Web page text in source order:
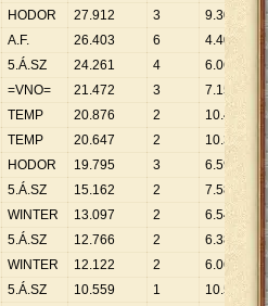
HODOR 27.912 3 9.304
A.F. 26.403 6 4.401
5.Á.SZ 24.261 4 6.065
=VNO= 21.472 3 7.157
TEMP 20.876 2 10.438
TEMP 20.647 2 10.324
HODOR 19.795 3 6.598
5.Á.SZ 15.162 2 7.581
WINTER 13.097 2 6.549
5.Á.SZ 12.766 2 6.383
WINTER 12.122 2 6.061
5.Á.SZ 10.559 1 10.559